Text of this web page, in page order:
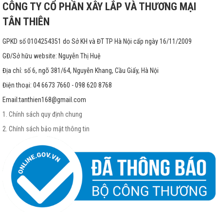
CÔNG TY CỔ PHẦN XÂY LẮP VÀ THƯƠNG MẠI
TÂN THIÊN
GPKD số 0104254351 do Sở KH và ĐT TP Hà Nội cấp ngày 16/11/2009
GĐ/Sở hữu website: Nguyễn Thị Huệ
Địa chỉ: số 6, ngõ 381/64, Nguyễn Khang, Cầu Giấy, Hà Nội
Điện thoại: 04 6673 7660 - 098 620 8768
Email:tanthien168@gmail.com
1. Chính sách quy định chung
2. Chính sách bảo mật thông tin